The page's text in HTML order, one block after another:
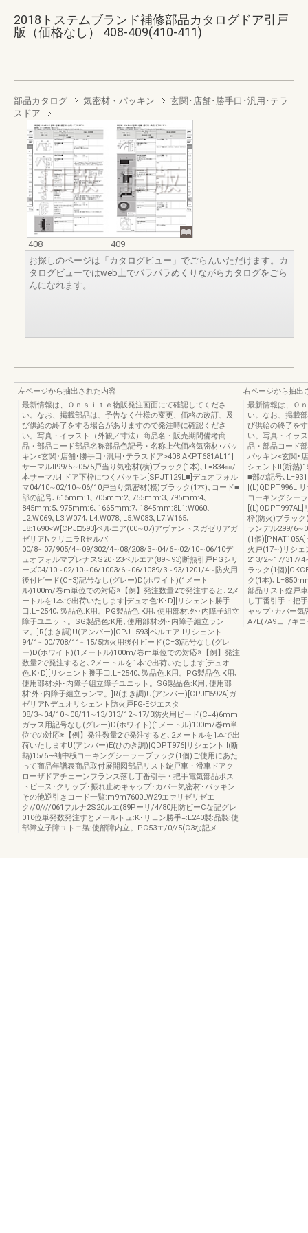
2018トステムブランド補修部品カタログドア引戸
版（価格なし） 408-409(410-411)
部品カタログ 気密材・パッキン
玄関･店舗･勝手口･汎用･テラ
スドア
408
409
お探しのページは「カタログビュー」でごらんいただけます。カ
タログビューではweb上でパラパラめくりながらカタログをごら
んになれます。
左ページから抽出された内容
最新情報は、Ｏｎｓｉｔｅ物販発注画面にて確認してくださ
い。なお、掲載部品は、予告なく仕様の変更、価格の改訂、及
び供給の終了をする場合がありますので発注時に確認くださ
い。写真・イラスト（外観／寸法）商品名・販売期間備考商
品・部品コード部品名称部品色記号・名称上代価格気密材･パッ
キン<玄関･店舗･勝手口･汎用･テラスドア>408[AKPT681AL11]
サーマルⅡ99/5∼05/5戸当り気密材(横)ブラック(1本)､L=834㎜/
本サーマルⅡドア下枠につくパッキン[SPJT129L■]デュオフォル
マ04/10∼02/10∼06/10戸当り気密材(横)ブラック(1本)､コード■
部の記号､615mm:1､705mm:2､755mm:3､795mm:4､
845mm:5､975mm:6､1665mm:7､1845mm:8L1:W060､
L2:W069､L3:W074､L4:W078､L5:W083､L7:W165､
L8:1690<W[CPJ□593]ベルエア(00∼07)アヴァントスガゼリアガ
ゼリアNクリエラRセルバ
00/8∼07/905/4∼09/302/4∼08/208/3∼04/6∼02/10∼06/10デ
ュオフォルマプレナスS20･23ベルエア(89∼93)断熱引戸PGシリ
ーズ04/10∼02/10∼06/1003/6∼06/1089/3∼93/1201/4∼防火用
後付ビード(C=3)記号なし(グレー)D(ホワイト)(1メート
ル)100m/巻m単位での対応※【例】発注数量2で発注すると､2メ
ートルを1本で出荷いたします[デュオ色:K･D][リシェント勝手
口:L=2540､製品色:K用。PG製品色:K用､使用部材:外･内障子組立
障子ユニット。SG製品色:K用､使用部材:外･内障子組立ラン
マ。]R(まき調)U(アンバー)[CPJ□593]ベルエアⅡリシェント
94/1∼00/708/11∼15/5防火用後付ビード(C=3)記号なし(グレ
ー)D(ホワイト)(1メートル)100m/巻m単位での対応※【例】発注
数量2で発注すると､2メートルを1本で出荷いたします[デュオ
色:K･D][リシェント勝手口:L=2540､製品色:K用。PG製品色:K用､
使用部材:外･内障子組立障子ユニット。SG製品色:K用､使用部
材:外･内障子組立ランマ。]R(まき調)U(アンバー)[CPJ□592A]ガ
ゼリアNデュオリシェント防火戸FG-Eジエスタ
08/3∼04/10∼08/11∼13/313/12∼17/3防火用ビード(C=4)6mm
ガラス用記号なし(グレー)D(ホワイト)(1メートル)100m/巻m単
位での対応※【例】発注数量2で発注すると､2メートルを1本で出
荷いたしますU(アンバー)E(ひのき調)[QDPT976]リシェントⅡ(断
熱)15/6∼袖中桟コーキングシーラーブラック(1個)ご使用にあた
って商品年譜表商品取付展開図部品リスト錠戸車・滑車ドアク
ローザドアチェーンフランス落し丁番引手・把手電気部品ポス
トピース･クリップ･振れ止めキャップ･カバー気密材･パッキン
その他逆引きコード一覧:m9m7600LW29エァリゼリゼエ
ク//0////061フルナ2S20ルエ(89Pーリ/4/80用防ビーCな記グレ
010位単発数発注すとメールトュ:K･リェン勝手=:L240製:品製:使
部障立子障ユトニ製:使部障内立。PC53エ/0//5(C3な記メ
右ページから抽出
最新情報は、Ｏ
い。なお、掲載
び供給の終了を
い。写真・イラ
品・部品コード
パッキン<玄関･
シェントⅡ(断熱
■部の記号､
[(L)QDPT996L]
コーキングシー
枠(防火)ブラック
ランデル299/
(1個
火戸(17∼)リシェ
213/2∼17/317/
ラック(1個
ク(1本)､
部品リスト錠戸
し丁番引手・把
ャップ･カバー気
A7L(7A9ェⅡ/キ